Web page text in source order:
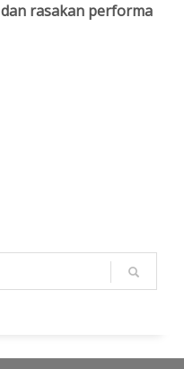
dan rasakan performa